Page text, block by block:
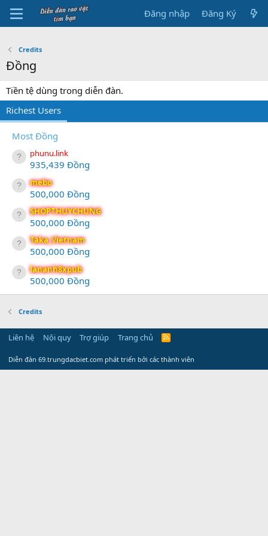
Đăng nhập Đăng Ký
Credits
Đồng
Tiền tệ dùng trong diễn đàn.
Richest Users
Most Đồng
phunu.link
935,439 Đồng
mebo
500,000 Đồng
SHOPTHUYCHUNG
500,000 Đồng
Taka_Vietnam
500,000 Đồng
lananh8xpub
500,000 Đồng
Credits
Liên hệ Nội quy Trợ giúp Trang chủ
R
S
Diễn đàn 69.trungdacbiet.com phát triển bởi các thành viên